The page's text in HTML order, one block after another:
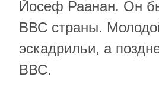
Йосеф Раанан. Он
ВВС страны.
эскадрильи, а
ВВС.